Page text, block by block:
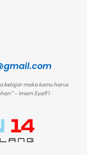
belajar maka kamu harus
– Imam Syafi’i